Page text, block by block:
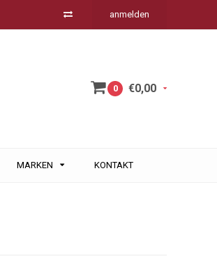
anmelden
0 €0,00
MARKEN KONTAKT